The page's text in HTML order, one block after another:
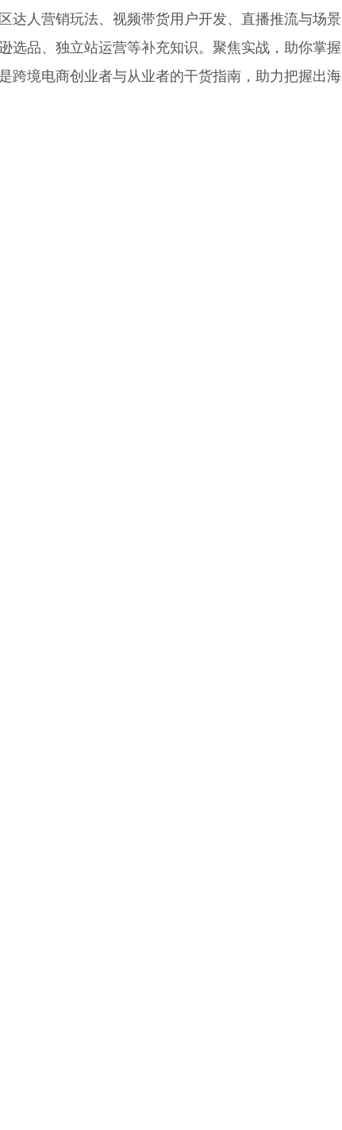
达人营销玩法、视频带货用户开发、直播推流与场景
选品、独立站运营等补充知识。聚焦实战，助你掌握
跨境电商创业者与从业者的干货指南，助力把握出海